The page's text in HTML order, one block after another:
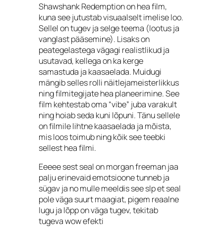
Shawshank Redemption on hea film,
kuna see jutustab visuaalselt imelise loo.
Sellel on tugev ja selge teema (lootus ja
vanglast pääsemine). Lisaks on
peategelastega vägagi realistlikud ja
usutavad, kellega on ka kerge
samastuda ja kaasaelada. Muidugi
mängib selles rolli näitlejameisterlikkus
ning filmitegijate hea planeerimine. See
film kehtestab oma “vibe” juba varakult
ning hoiab seda kuni lõpuni. Tänu sellele
on filmile lihtne kaasaelada ja mõista,
mis loos toimub ning kõik see teebki
sellest hea filmi.
Eeeee sest seal on morgan freeman jaa
palju erinevaid emotsioone tunneb ja
sügav ja no mulle meeldis see slp et seal
pole väga suurt maagiat, pigem reaalne
lugu ja lõpp on väga tugev, tekitab
tugeva wow efekti